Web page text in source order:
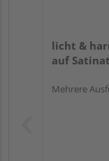
licht &
auf
Mehrere